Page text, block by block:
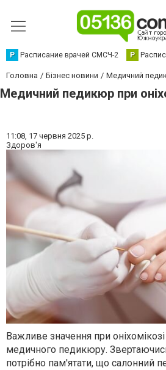
Р Расписание врачей СМСЧ-2 Р
Головна Бізнес новини Медичний
Медичний педикюр при
11:08, 17 червня 2025 р.
Здоров'я
Важливе значення при
медичного педикюру.
потрібно пам'ятати, що салонний